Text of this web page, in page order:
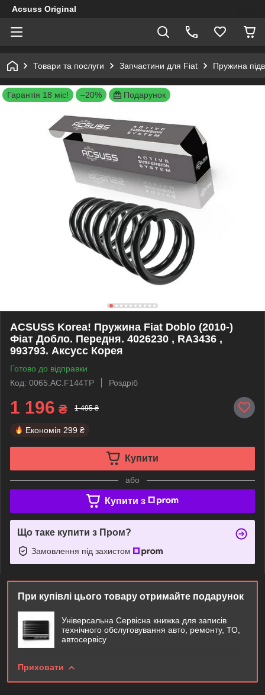
Acsuss Original
Товари та послуги Запчастини для Fiat Пружина
Гарантія 18 міс! –20% Подарунок
ACSUSS Korea! Пружина Fiat Doblo (2010-)
Фіат Добло. Передня. 4026230 , RA3436 ,
993793. Аксусс Корея
Готово до відправки
Код: 0065.AC.F144TP
Роздріб
1 196 ₴ 1 495 ₴
Економія 299 ₴
Купити
або
Купити з
Що таке купити з Пром?
Замовлення під захистом
При купівлі цього товару отримайте подарунок
Універсальна Сервісна книжка для записів
технічного обслуговування авто, ремонту, ТО,
автосервісу
Приховати